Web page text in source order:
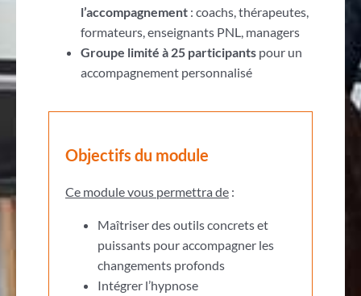
l’accompagnement: coachs, thérapeutes,
formateurs, enseignants PNL, managers
Groupe limité à 25 participantspour un
accompagnement personnalisé
Objectifs du module
Ce module vous permettra de:
Maîtriser des outils concrets et
puissants pour accompagner les
changements profonds
Intégrer l’hypnose